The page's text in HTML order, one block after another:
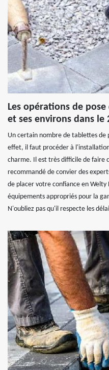
Les opérations de
et ses environs dans le
Un certain nombre de tablettes de
effet, il faut procéder à
charme. Il est très difficile de faire
recommandé de convier des
de placer votre confiance en Welty
équipements appropriés pour la
N'oubliez pas qu'il respecte les